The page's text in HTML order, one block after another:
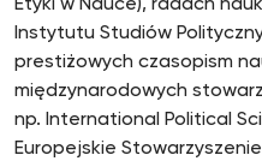
Etyki w Nauce), radach
Instytutu Studiów
prestiżowych czasopism
międzynarodowych
np. International Political
Europejskie